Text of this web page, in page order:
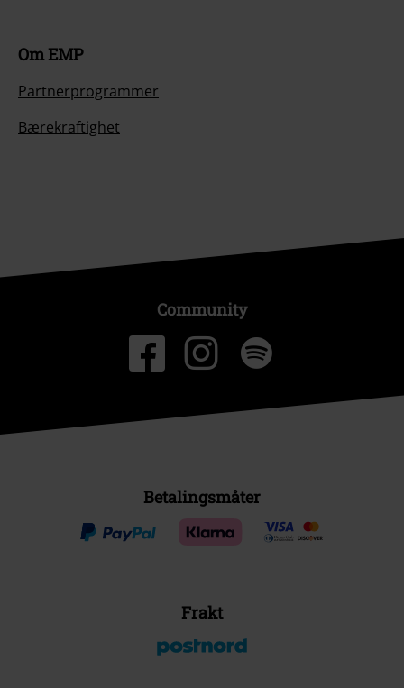
Om EMP
Partnerprogrammer
Bærekraftighet
Community
Betalingsmåter
Frakt